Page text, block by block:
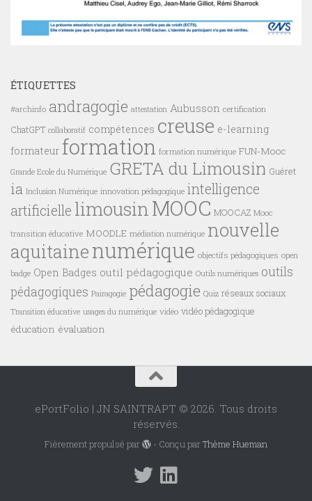
ÉTIQUETTES
#archinfo andragogie attestation Aubusson certification
ChatGPT collaboratif compétences creuse e-learning
formateur formation formation numérique FUN-Mooc
Grande Ecole du Numérique GRETA du Limousin Guéret
ia Inclusion Numérique innovation pédagogique intelligence
artificielle limousinMOOC MOOCAZ Mooc
transition éducative MOODLE médiation numérique nouvelle
aquitainenumérique objectifs pédagogiques open
badge Open Badges outil pédagogique Outils numériques outils
pédagogiques Pairagogie pédagogie Quiz réseaux sociaux
Transition éducative usages du numérique vidéo vidéo pédagogique
éducation évaluation
ePortFolio | JN SAINTRAPT © 2026. Tous droits
réservés.
Fièrement propulsé par - Conçu parThème Hueman